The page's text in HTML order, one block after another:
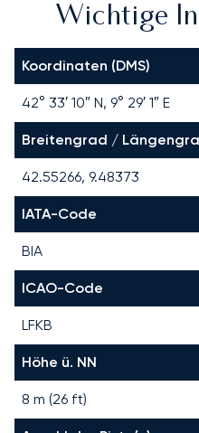
Wichtige
Koordinaten (DMS)
42° 33′ 10″ N, 9° 29′ 1″ E
Breitengrad /
42.55266, 9.48373
IATA-Code
BIA
ICAO-Code
LFKB
Höhe ü. NN
8 m (26 ft)